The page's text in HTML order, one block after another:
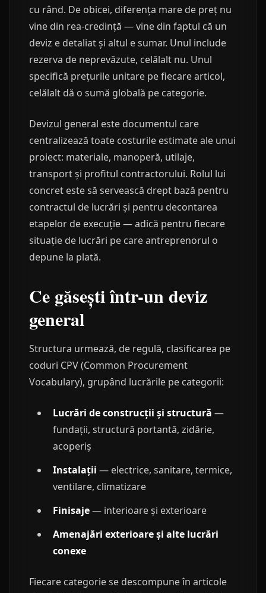
cu rând. De obicei, diferența mare de preț nu
vine din rea-credință — vine din faptul că un
deviz e detaliat și altul e sumar. Unul include
rezerva de neprevăzute, celălalt nu. Unul
specifică prețurile unitare pe fiecare articol,
celălalt dă o sumă globală pe categorie.
Devizul general este documentul care
centralizează toate costurile estimate ale unui
proiect: materiale, manoperă, utilaje,
transport și profitul contractorului. Rolul lui
concret este să servească drept bază pentru
contractul de lucrări și pentru decontarea
etapelor de execuție — adică pentru fiecare
situație de lucrări pe care antreprenorul o
depune la plată.
Ce găsești într-un deviz
general
Structura urmează, de regulă, clasificarea pe
coduri CPV (Common Procurement
Vocabulary), grupând lucrările pe categorii:
Lucrări de construcții și structură —
fundații, structură portantă, zidărie,
acoperiș
Instalații — electrice, sanitare, termice,
ventilare, climatizare
Finisaje— interioare și exterioare
Amenajări exterioare și alte lucrări
conexe
Fiecare categorie se descompune în articole